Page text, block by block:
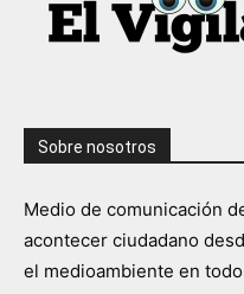
Sobre nosotros
Medio de comunicación
acontecer ciudadano
el medioambiente en